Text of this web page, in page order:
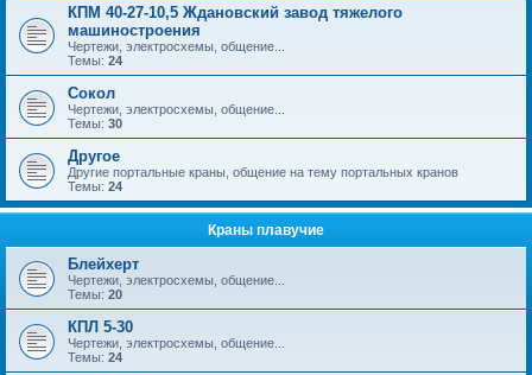
КПМ 40-27-10,5 Ждановский завод тяжелого
машиностроения
Чертежи, электросхемы, общение...
Темы: 24
Сокол
Чертежи, электросхемы, общение...
Темы: 30
Другое
Другие портальные краны, общение на тему портальных кранов
Темы: 24
Краны плавучие
Блейхерт
Чертежи, электросхемы, общение...
Темы: 20
КПЛ 5-30
Чертежи, электросхемы, общение...
Темы: 24